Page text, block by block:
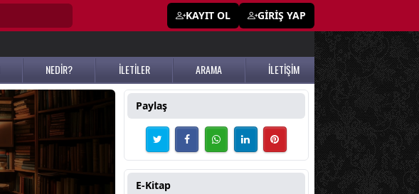
KAYIT OL GİRİŞ YAP
NEDİR? İLETİLER ARAMA İLETİŞİM
Paylaş
E-Kitap